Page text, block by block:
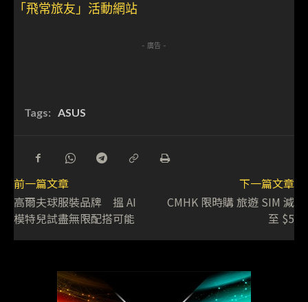
「飛常旅友」活動網站
- 廣告 -
Tags: ASUS
前一篇文章
高爾夫球服裝品牌 搵 AI
模特兒試盡無限配搭可能
下一篇文章
CMHK 限時購 旅遊 SIM 減
至 $5